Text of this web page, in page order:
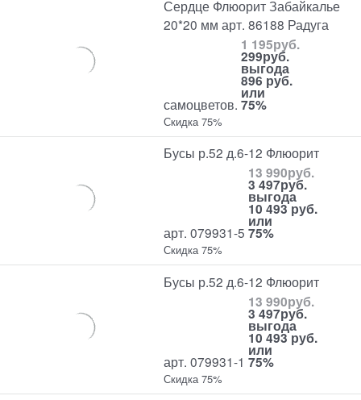
Сердце Флюорит Забайкалье
20*20 мм арт. 86188 Радуга
самоцветов.
1 195руб.
299руб.
выгода
896 руб.
или
75%
Скидка 75%
Бусы р.52 д.6-12 Флюорит
арт. 079931-5
13 990руб.
3 497руб.
выгода
10 493 руб.
или
75%
Скидка 75%
Бусы р.52 д.6-12 Флюорит
арт. 079931-1
13 990руб.
3 497руб.
выгода
10 493 руб.
или
75%
Скидка 75%